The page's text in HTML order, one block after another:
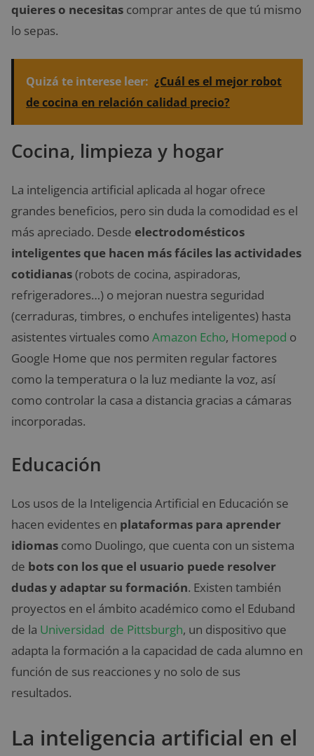
quieres o necesitas comprar antes de que tú mismo
lo sepas.
Quizá te interese leer: ¿Cuál es el mejor robot
de cocina en relación calidad precio?
Cocina, limpieza y hogar
La inteligencia artificial aplicada al hogar ofrece
grandes beneficios, pero sin duda la comodidad es el
más apreciado. Desde electrodomésticos
inteligentes que hacen más fáciles las actividades
cotidianas(robots de cocina, aspiradoras,
refrigeradores…) o mejoran nuestra seguridad
(cerraduras, timbres, o enchufes inteligentes) hasta
asistentes virtuales comoAmazon Echo, Homepod o
Google Home que nos permiten regular factores
como la temperatura o la luz mediante la voz, así
como controlar la casa a distancia gracias a cámaras
incorporadas.
Educación
Los usos de la Inteligencia Artificial en Educación se
hacen evidentes en plataformas para aprender
idiomas como Duolingo, que cuenta con un sistema
de bots con los que el usuario puede resolver
dudas y adaptar su formación. Existen también
proyectos en el ámbito académico como el Eduband
de la Universidad de Pittsburgh, un dispositivo que
adapta la formación a la capacidad de cada alumno en
función de sus reacciones y no solo de sus
resultados.
La inteligencia artificial en el